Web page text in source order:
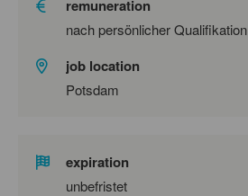
remuneration
nach persönlicher Qualifikation
job location
Potsdam
expiration
unbefristet